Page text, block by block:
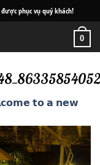
phục vụ quý khách!
0
𝘁𝗼 𝗮 𝗻𝗲𝘄